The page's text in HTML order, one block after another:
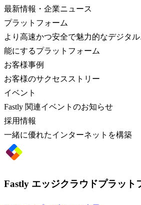
最新情報・企業ニュース
プラットフォーム
より高速かつ安全で魅力的なデジタ
能にするプラットフォーム
お客様事例
お客様のサクセスストリー
イベント
Fastly 関連イベントのお知らせ
採用情報
一緒に優れたインターネットを構築
Fastly エッジクラウドプラット